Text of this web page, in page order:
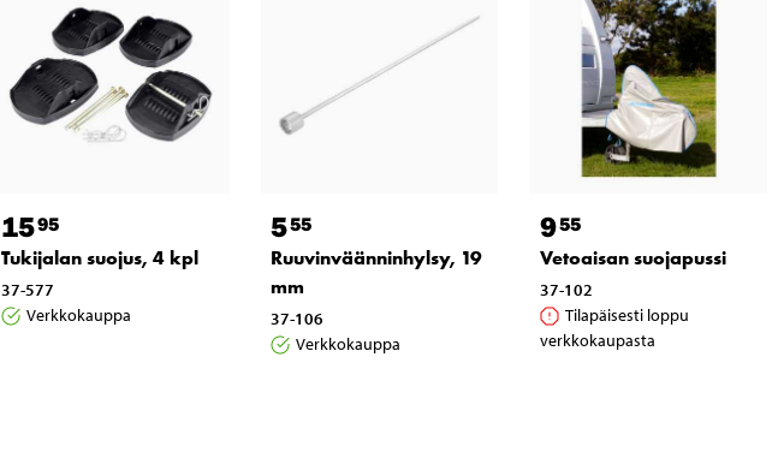
1595
Tukijalan suojus, 4 kpl
37-577
Verkkokauppa
555
Ruuvinväänninhylsy, 19
mm
37-106
Verkkokauppa
955
Vetoaisan suojapussi
37-102
Tilapäisesti loppu
verkkokaupasta